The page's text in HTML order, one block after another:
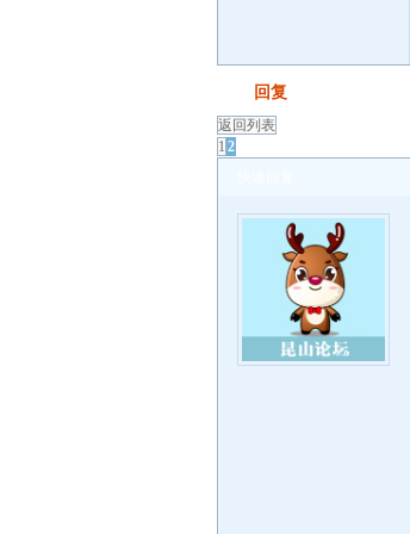
回复
返回列表
1 2